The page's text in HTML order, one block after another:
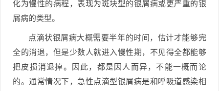
化为慢性的病程，表现为斑块型的银屑病或更严重的银
屑病的类型。
点滴状银屑病大概需要半年的时间，估计才能够完
全的消退，但是少数人就进入慢性期，不见得全都能够
把皮损消退掉。因此，都是因人而异，不能一概而论
的。通常情况下，急性点滴型银屑病是和呼吸道感染相